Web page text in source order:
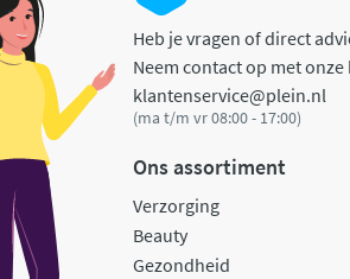
Heb je vragen of direct
Neem contact op met
klantenservice@plein.nl
(ma t/m vr 08:00 - 17:00)
Ons assortiment
Verzorging
Beauty
Gezondheid